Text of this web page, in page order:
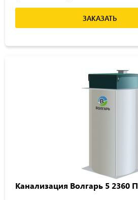
ЗАКАЗАТЬ
Канализация Волгарь 5 2360 П